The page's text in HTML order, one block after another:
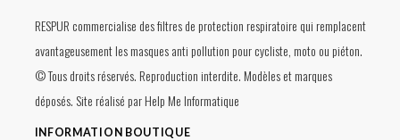
RESPUR commercialise des filtres de protection respiratoire qui remplacent
avantageusement les masques anti pollution pour cycliste, moto ou piéton.
© Tous droits réservés. Reproduction interdite. Modèles et marques
déposés. Site réalisé parHelp Me Informatique
INFORMATION BOUTIQUE